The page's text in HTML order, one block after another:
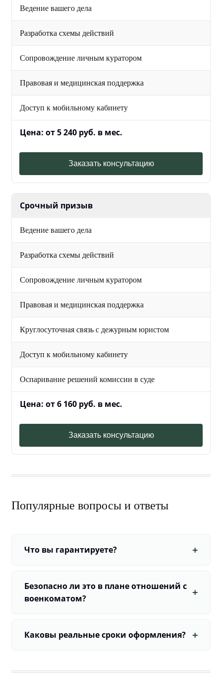
Ведение вашего дела
Разработка схемы действий
Сопровождение личным куратором
Правовая и медицинская поддержка
Доступ к мобильному кабинету
Цена: от 5 240 руб. в мес.
Заказать консультацию
Срочный призыв
Ведение вашего дела
Разработка схемы действий
Сопровождение личным куратором
Правовая и медицинская поддержка
Круглосуточная связь с дежурным юристом
Доступ к мобильному кабинету
Оспаривание решений комиссии в суде
Цена: от 6 160 руб. в мес.
Заказать консультацию
Популярные вопросы и ответы
Что вы гарантируете?
Безопасно ли это в плане отношений с
военкоматом?
Каковы реальные сроки оформления?